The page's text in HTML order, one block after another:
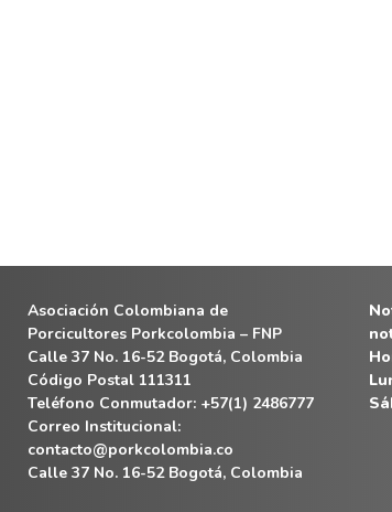
Asociación Colombiana de
Porcicultores Porkcolombia – FNP
Calle 37 No. 16-52 Bogotá, Colombia
Código Postal 111311
Teléfono Conmutador: +57(1) 2486777
Correo Institucional:
contacto@porkcolombia.co
Calle 37 No. 16-52 Bogotá, Colombia